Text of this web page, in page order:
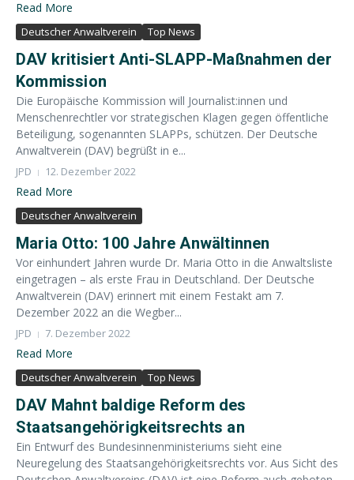
Read More
Deutscher Anwaltverein Top News
DAV kritisiert Anti-SLAPP-Maßnahmen der
Kommission
Die Europäische Kommission will Journalist:innen und
Menschenrechtler vor strategischen Klagen gegen öffentliche
Beteiligung, sogenannten SLAPPs, schützen. Der Deutsche
Anwaltverein (DAV) begrüßt in e...
JPD 12. Dezember 2022
Read More
Deutscher Anwaltverein
Maria Otto: 100 Jahre Anwältinnen
Vor einhundert Jahren wurde Dr. Maria Otto in die Anwaltsliste
eingetragen – als erste Frau in Deutschland. Der Deutsche
Anwaltverein (DAV) erinnert mit einem Festakt am 7.
Dezember 2022 an die Wegber...
JPD 7. Dezember 2022
Read More
Deutscher Anwaltverein Top News
DAV Mahnt baldige Reform des
Staatsangehörigkeitsrechts an
Ein Entwurf des Bundesinnenministeriums sieht eine
Neuregelung des Staatsangehörigkeitsrechts vor. Aus Sicht des